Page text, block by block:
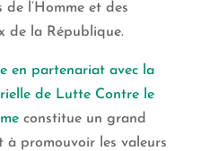
l’Homme et des
de la République.
en partenariat avec la
de Lutte Contre le
constitue un grand
à promouvoir les valeurs